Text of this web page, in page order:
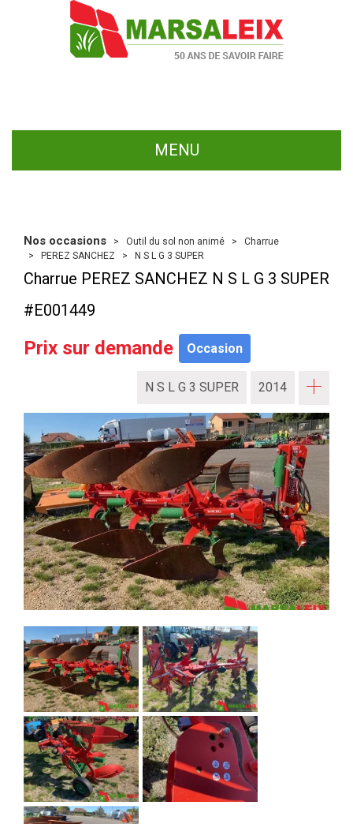
MENU
Nos occasions Outil du sol non animé
Charrue
PEREZ SANCHEZ
N S L G 3 SUPER
Charrue PEREZ SANCHEZ N S L G 3 SUPER
#E001449
Prix sur demande Occasion
N S L G 3 SUPER 2014